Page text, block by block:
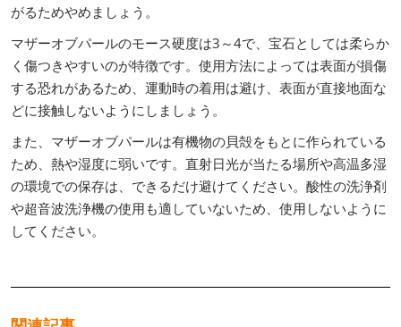
がるためやめましょう。
マザーオブパールのモース硬度は3～4で、宝石としては柔らか
く傷つきやすいのが特徴です。使用方法によっては表面が損傷
する恐れがあるため、運動時の着用は避け、表面が直接地面な
どに接触しないようにしましょう。
また、マザーオブパールは有機物の貝殻をもとに作られている
ため、熱や湿度に弱いです。直射日光が当たる場所や高温多湿
の環境での保存は、できるだけ避けてください。酸性の洗浄剤
や超音波洗浄機の使用も適していないため、使用しないように
してください。